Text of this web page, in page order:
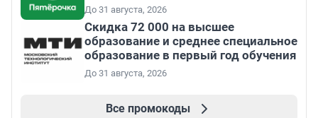
До 31 августа, 2026
Скидка 72 000 на высшее
образование и среднее специальное
образование в первый год обучения
До 31 августа, 2026
Все промокоды